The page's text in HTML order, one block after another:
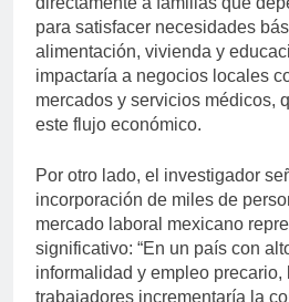
para satisfacer necesidades
alimentación, vivienda y
impactaría a negocios locales
mercados y servicios médicos,
este flujo económico.
Por otro lado, el investigador
incorporación de miles de
mercado laboral mexicano
significativo: “En un país con
informalidad y empleo
trabajadores incrementaría la